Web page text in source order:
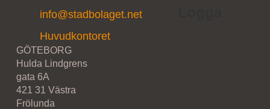
info@stadbolaget.net
Huvudkontoret
GÖTEBORG
Hulda Lindgrens
gata 6A
421 31 Västra
Frölunda